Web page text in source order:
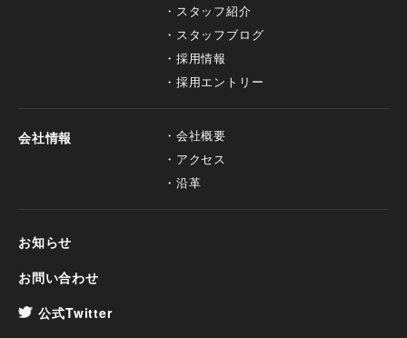
スタッフ紹介
スタッフブログ
採用情報
採用エントリー
会社情報
会社概要
アクセス
沿革
お知らせ
お問い合わせ
公式Twitter